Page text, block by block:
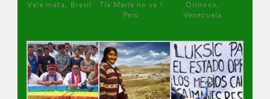
Vale mata, Brasil
Tía María no va !
Perú
Orinoco,
Venezuela